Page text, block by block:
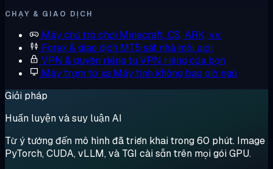
CHẠY & GIAO DỊCH
Máy chủ trò chơi Minecraft, CS, ARK, v.v.
Forex & giao dịch MT5 sát nhà môi giới
VPN & quyền riêng tưVPN riêng của bạn
Máy trạm từ xa Máy tính không bao giờ ngủ
Giải pháp
Huấn luyện và suy luận AI
Từ ý tưởng đến mô hình đã triển khai trong 60 phút. Image
PyTorch, CUDA, vLLM, và TGI cài sẵn trên mọi gói GPU.